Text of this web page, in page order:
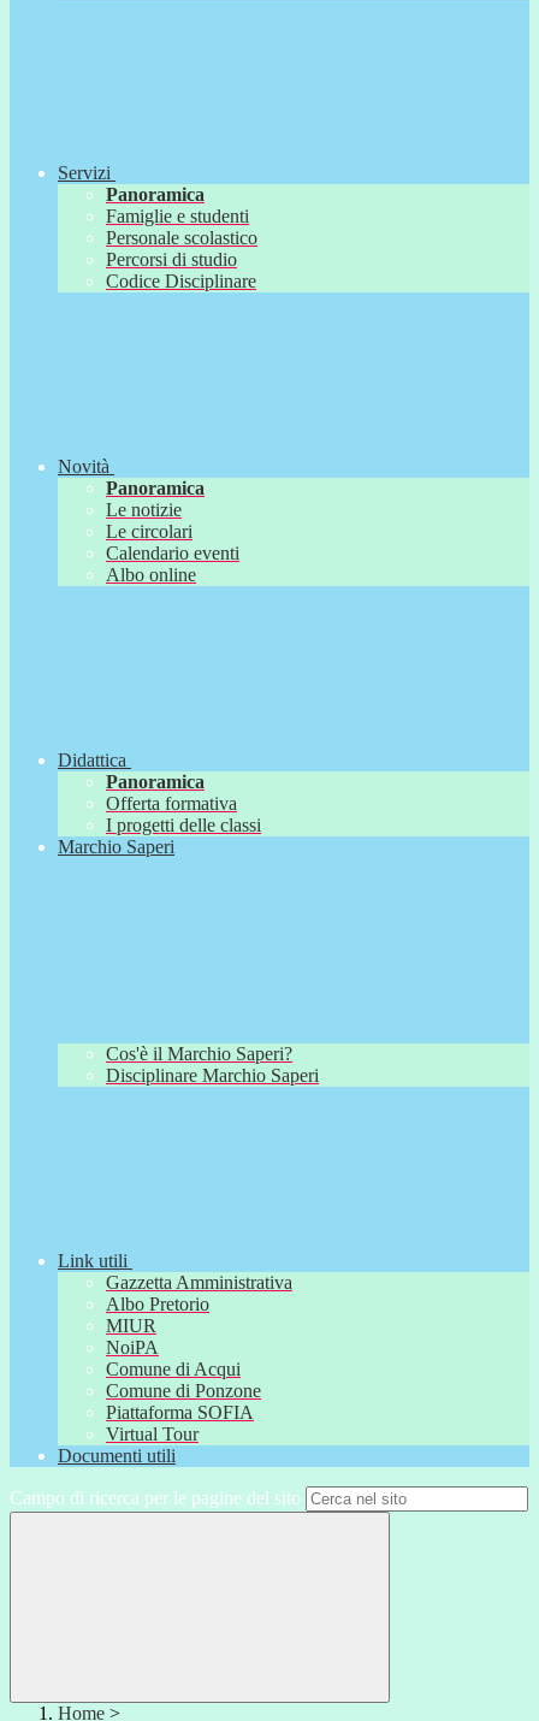
Servizi
Panoramica
Famiglie e studenti
Personale scolastico
Percorsi di studio
Codice Disciplinare
Novità
Panoramica
Le notizie
Le circolari
Calendario eventi
Albo online
Didattica
Panoramica
Offerta formativa
I progetti delle classi
Marchio Saperi
Cos'è il Marchio Saperi?
Disciplinare Marchio Saperi
Link utili
Gazzetta Amministrativa
Albo Pretorio
MIUR
NoiPA
Comune di Acqui
Comune di Ponzone
Piattaforma SOFIA
Virtual Tour
Documenti utili
Campo di ricerca per le pagine del sito
Home >